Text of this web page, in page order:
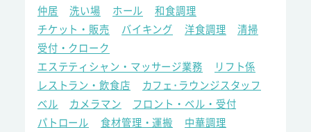
仲居
洗い場 ホール
和食調理
チケット・販売
バイキング 洋食調理
清掃
受付・クローク
エステティシャン・マッサージ業務
リフト係
レストラン・飲食店
カフェ･ラウンジスタッフ
ベル
カメラマン
フロント・ベル・受付
パトロール
食材管理・運搬
中華調理